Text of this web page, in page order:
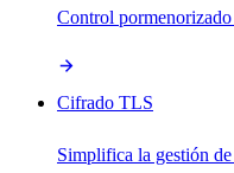
Control
Cifrado TLS
Simplifica la gestión